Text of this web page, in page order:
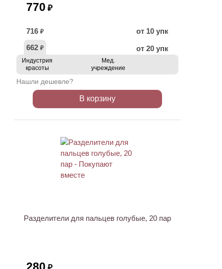
770 ₽
716 ₽
от 10 упк
662 ₽ от 20 упк
Индустрия
красоты
Мед.
учреждение
Нашли дешевле?
В корзину
Разделители для пальцев голубые, 20 пар